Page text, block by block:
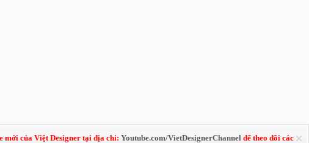
mới của Việt Designer tại địa chỉ: Youtube.com/VietDesignerChannelđể theo dõi các